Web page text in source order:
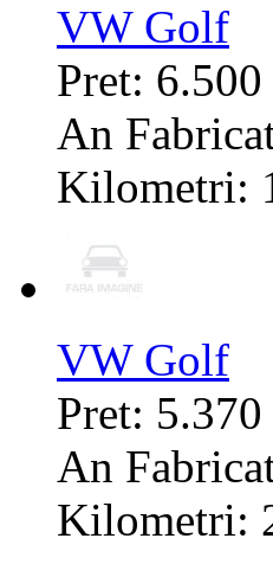
VW Golf
Pret: 6.500
An
Kilometri:
VW Golf
Pret: 5.370
An
Kilometri: